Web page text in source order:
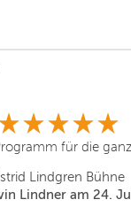
für die
Lindgren Bühne
Lindner am 24.